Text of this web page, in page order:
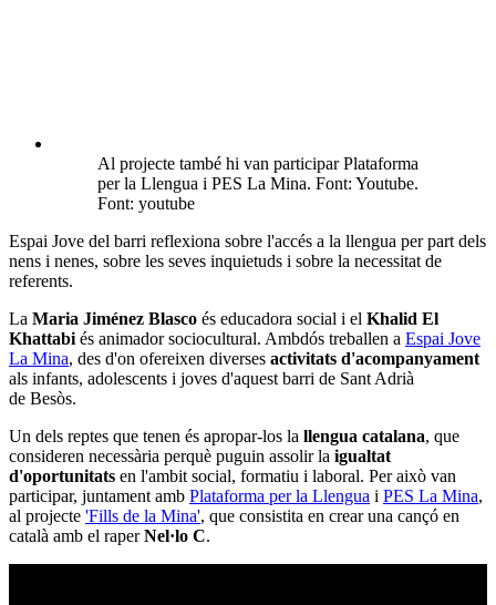
Al projecte també hi van participar Plataforma
per la Llengua i PES La Mina. Font: Youtube.
Font: youtube
Espai Jove del barri reflexiona sobre l'accés a la llengua per part dels
nens i nenes, sobre les seves inquietuds i sobre la necessitat de
referents.
La Maria Jiménez Blasco és educadora social i el Khalid El
Khattabiés animador sociocultural. Ambdós treballen a Espai Jove
La Mina, des d'on ofereixen diverses activitats d'acompanyament
als infants, adolescents i joves d'aquest barri de Sant Adrià
de Besòs.
Un dels reptes que tenen és apropar-los la llengua catalana, que
consideren necessària perquè puguin assolir la igualtat
d'oportunitats en l'ambit social, formatiu i laboral. Per això van
participar, juntament amb Plataforma per la Llengua i PES La Mina,
al projecte 'Fills de la Mina', que consistita en crear una cançó en
català amb el raperNel·lo C.